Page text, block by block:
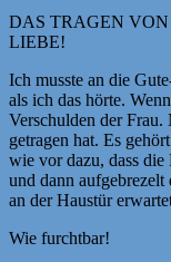
DAS TRAGEN
LIEBE!
Ich musste an die
als ich das hörte.
Verschulden der
getragen hat. Es
wie vor dazu, dass die
und dann
an der Haustür
Wie furchtbar!